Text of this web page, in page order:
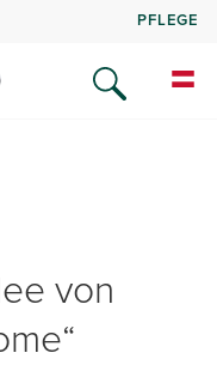
PFLEGE
von